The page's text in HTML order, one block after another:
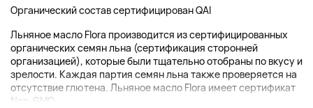
Органический состав сертифицирован QAI
Льняное масло Flora производится из сертифицированных
органических семян льна (сертификация сторонней
организацией), которые были тщательно отобраны по вкусу и
зрелости. Каждая партия семян льна также проверяется на
отсутствие глютена. Льняное масло Flora имеет сертификат
Non-GMO...